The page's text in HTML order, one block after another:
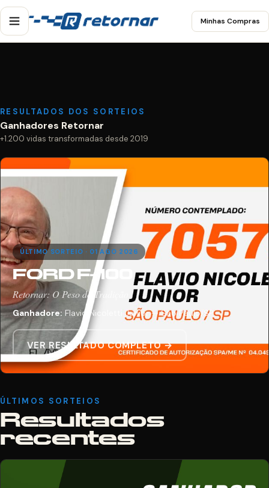
Minhas Compras
RESULTADOS DOS SORTEIOS
Ganhadores Retornar
+1.200 vidas transformadas desde 2019
ÚLTIMO SORTEIO · 01 AGO 2026
FORD F-100
Retornar: O Peso da Tradição
Ganhadore: Flavio Nicoletti Junior — São Paulo/SP
VER RESULTADO COMPLETO →
ÚLTIMOS SORTEIOS
Resultados
recentes